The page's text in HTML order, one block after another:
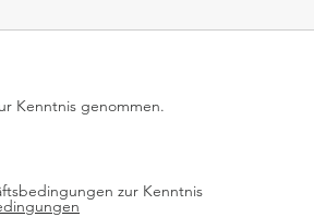
Kenntnis genommen.
zur Kenntnis